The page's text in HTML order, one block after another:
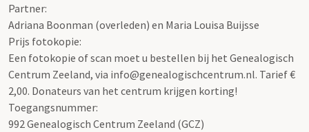
Partner:
Adriana Boonman (overleden) en Maria Louisa Buijsse
Prijs fotokopie:
Een fotokopie of scan moet u bestellen bij het Genealogisch
Centrum Zeeland, via info@genealogischcentrum.nl. Tarief €
2,00. Donateurs van het centrum krijgen korting!
Toegangsnummer:
992 Genealogisch Centrum Zeeland (GCZ)